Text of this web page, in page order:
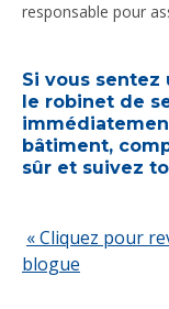
responsable pour
Si vous
le robinet de
bâtiment,
sûr et suivez
« Cliquez pour
blogue